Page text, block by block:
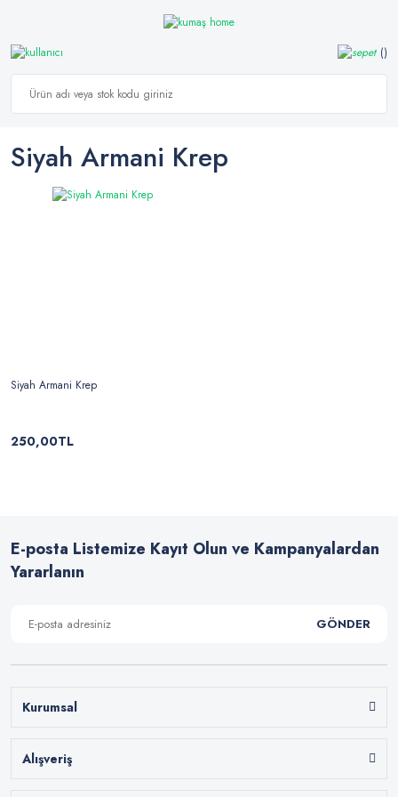
Siyah Armani Krep
Siyah Armani Krep
250,00TL
E-posta Listemize Kayıt Olun ve Kampanyalardan
Yararlanın
GÖNDER
Kurumsal
Alışveriş